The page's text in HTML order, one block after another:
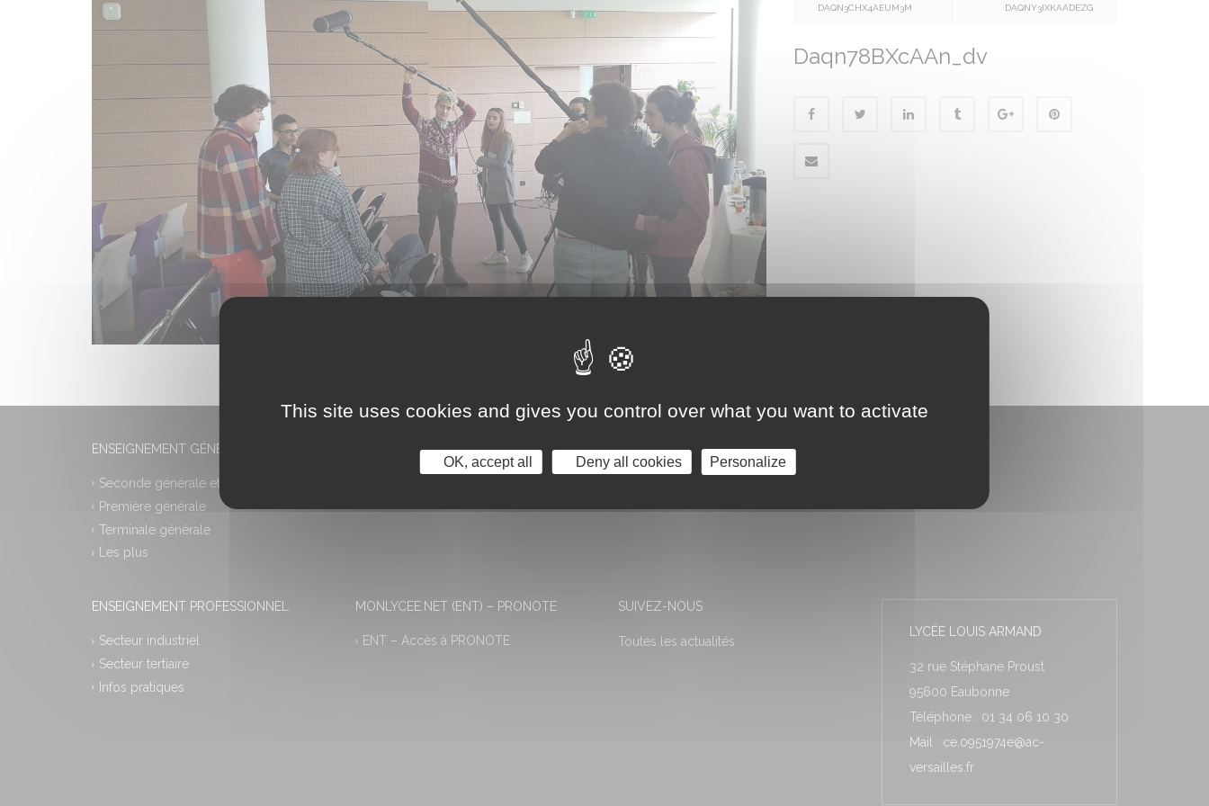
DAQN3CHX4AEUM3M DAQNY3IXKAADEZG
Daqn78BXcAAn_dv
ENSEIGNEMENT GÉNÉRAL
Seconde générale et technologique
Première générale
Terminale générale
Les plus
ENSEIGNEMENT PROFESSIONNEL
Secteur industriel
Secteur tertiaire
Infos pratiques
MONLYCEE.NET (ENT) – PRONOTE
ENT – Accès à PRONOTE
SUIVEZ-NOUS
Toutes les actualités
LYCÉE LOUIS ARMAND
32 rue Stéphane Proust
95600 Eaubonne
Téléphone : 01 34 06 10 30
Mail : ce.0951974e@ac-
versailles.fr
This site uses cookies and gives you control over what you want to activate
OK, accept all Deny all cookies Personalize